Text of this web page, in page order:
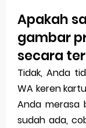
Apakah
gambar
secara
Tidak, Anda
WA keren
Anda merasa
sudah ada,